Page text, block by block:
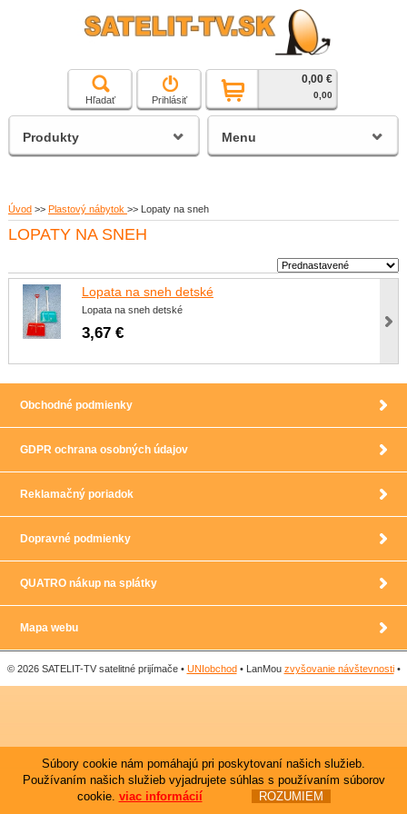
čierna a biela technika
satelitné prijímače
Hľadať Prihlásiť
0,00 €
0,00
Úvod >> Plastový nábytok >> Lopaty na sneh
LOPATY NA SNEH
Lopata na sneh detské
Lopata na sneh detské
3,67 €
Produkty
Obchodné podmienky
GDPR ochrana osobných údajov
Reklamačný poriadok
Dopravné podmienky
QUATRO nákup na splátky
Mapa webu
© 2026 SATELIT-TV satelitné prijímače • UNIobchod• LanMou zvyšovanie návštevnosti•
Menu
Súbory cookie nám pomáhajú pri poskytovaní našich služieb.
Používaním našich služieb vyjadrujete súhlas s používaním súborov
cookie. viac informácií ROZUMIEM